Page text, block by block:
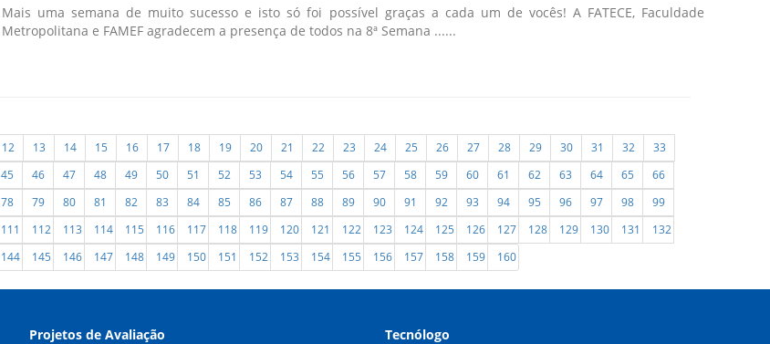
Mais uma semana de muito sucesso e isto só foi possível graças a cada um de vocês! A FATECE, Faculdade
Metropolitana e FAMEF agradecem a presença de todos na 8ª Semana ......
12 13 14 15 16 17 18 19 20 21 22 23 24 25 26 27 28 29 30 31 32
33
45 46 47 48 49 50 51 52 53 54 55 56 57 58 59 60 61 62 63 64 65
66
78 79 80 81 82 83 84 85 86 87 88 89 90 91 92 93 94 95 96 97 98
99
111 112 113 114 115 116 117 118 119 120 121 122 123 124 125 126 127 128 129 130 131
132
144 145 146 147 148 149 150 151 152 153 154 155 156 157 158 159 160
Projetos de Avaliação Tecnólogo